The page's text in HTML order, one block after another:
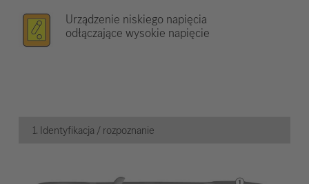
Urządzenie niskiego napięcia
odłączające wysokie napięcie
1. Identyfikacja / rozpoznanie